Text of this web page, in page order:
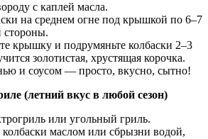
с каплей масла.
на среднем огне под крышкой по 6–7
стороны.
крышку и подрумяньте колбаски 2–3
золотистая, хрустящая корочка.
и соусом — просто, вкусно, сытно!
(летний вкус в любой сезон)
или угольный гриль.
колбаски маслом или сбрызни водой,